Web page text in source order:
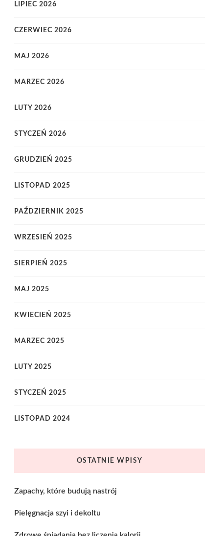
LIPIEC 2026
CZERWIEC 2026
MAJ 2026
MARZEC 2026
LUTY 2026
STYCZEŃ 2026
GRUDZIEŃ 2025
LISTOPAD 2025
PAŹDZIERNIK 2025
WRZESIEŃ 2025
SIERPIEŃ 2025
MAJ 2025
KWIECIEŃ 2025
MARZEC 2025
LUTY 2025
STYCZEŃ 2025
LISTOPAD 2024
OSTATNIE WPISY
Zapachy, które budują nastrój
Pielęgnacja szyi i dekoltu